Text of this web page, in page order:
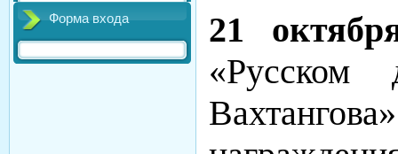
Форма входа
21
«Русском